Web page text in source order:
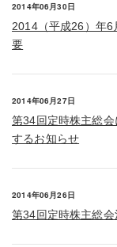
2014年06月30日
2014（平成26）年
要
2014年06月27日
第34回定時株主総
するお知らせ
2014年06月26日
第34回定時株主総